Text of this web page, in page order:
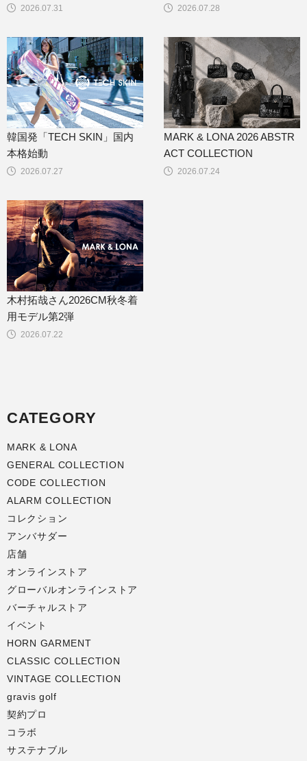
2026.07.31 2026.07.28
2026.07.27
韓国発「TECH SKIN」国内
本格始動
2026.07.24
MARK & LONA 2026 ABSTR
ACT COLLECTION
2026.07.22
木村拓哉さん2026CM秋冬着
用モデル第2弾
CATEGORY
MARK & LONA
GENERAL COLLECTION
CODE COLLECTION
ALARM COLLECTION
コレクション
アンバサダー
店舗
オンラインストア
グローバルオンラインストア
バーチャルストア
イベント
HORN GARMENT
CLASSIC COLLECTION
VINTAGE COLLECTION
gravis golf
契約プロ
コラボ
サステナブル